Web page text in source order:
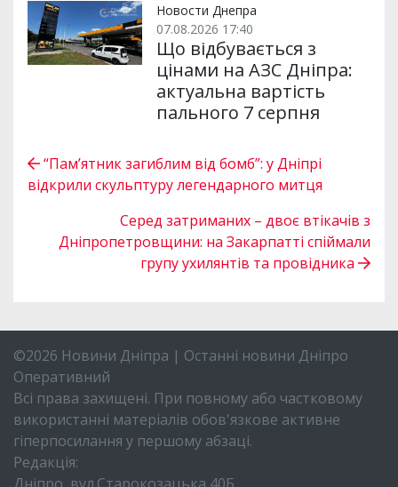
Новости Днепра
07.08.2026 17:40
Що відбувається з
цінами на АЗС Дніпра:
актуальна вартість
пального 7 серпня
“Пам’ятник загиблим від бомб”: у Дніпрі
відкрили скульптуру легендарного митця
Серед затриманих – двоє втікачів з
Дніпропетровщини: на Закарпатті спіймали
групу ухилянтів та провідника
©2026 Новини Дніпра | Останні новини Дніпро
Оперативний
Всі права захищені. При повному або частковому
використанні матеріалів обов'язкове активне
гіперпосилання у першому абзаці.
Редакція: